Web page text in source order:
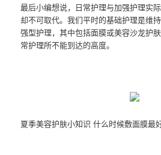
最后小编想说，日常护理与加强护理实
却不可取代。我们平时的基础护理是维
强型护理，其中包括面膜或美容沙龙护
常护理所不能到达的高度。
夏季美容护肤小知识 什么时候敷面膜最